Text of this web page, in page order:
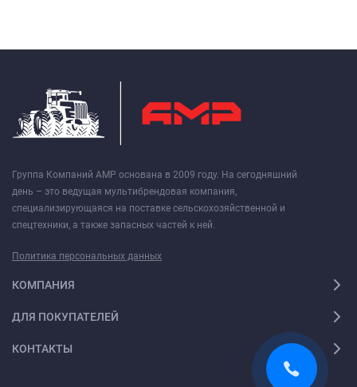
Группа Компаний АМР основана в 2009 году. На сегодняшний
день – это ведущая мультибрендовая компания,
специализирующаяся на поставке сельскохозяйственной и
спецтехники, а также запасных частей к ней.
Политика персональных данных
КОМПАНИЯ
ДЛЯ ПОКУПАТЕЛЕЙ
КОНТАКТЫ